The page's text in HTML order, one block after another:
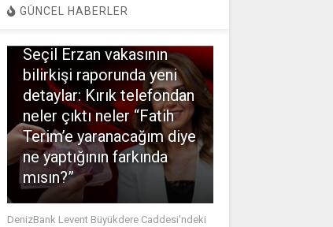
GÜNCEL HABERLER
Seçil Erzan vakasının
bilirkişi raporunda yeni
detaylar: Kırık telefondan
neler çıktı neler “Fatih
Terim’e yaranacağım diye
ne yaptığının farkında
mısın?”
DenizBank Levent Büyükdere Caddesi'ndeki